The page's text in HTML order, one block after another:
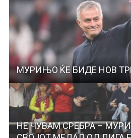
МУРИЊО ЌЕ БИДЕ НОВ
НЕ ЧУВАМ СРЕБРА –